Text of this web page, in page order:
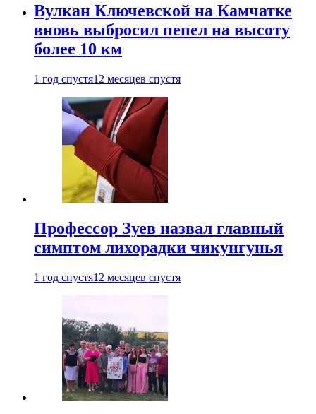
Вулкан Ключевской на Камчатке
вновь выбросил пепел на высоту
более 10 км
1 год спустя12 месяцев спустя
Профессор Зуев назвал главный
симптом лихорадки чикунгунья
1 год спустя12 месяцев спустя